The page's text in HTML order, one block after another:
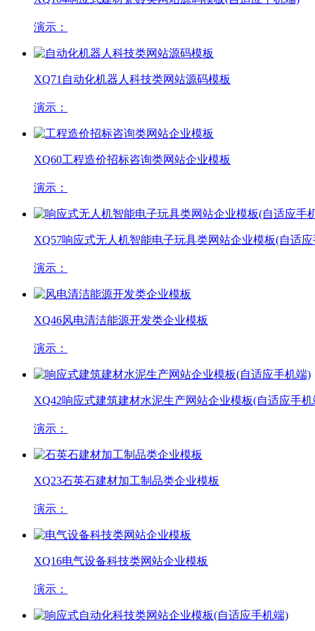
演示：
XQ71 自动化机器人科技类网站源码模板
演示：
XQ60工程造价招标咨询类网站企业模板
演示：
XQ57响应式无人机智能电子玩具类网站企业模板(自适
演示：
XQ46风电清洁能源开发类企业模板
演示：
XQ42响应式建筑建材水泥生产网站企业模板(自适应手机
演示：
XQ23石英石建材加工制品类企业模板
演示：
XQ16电气设备科技类网站企业模板
演示：